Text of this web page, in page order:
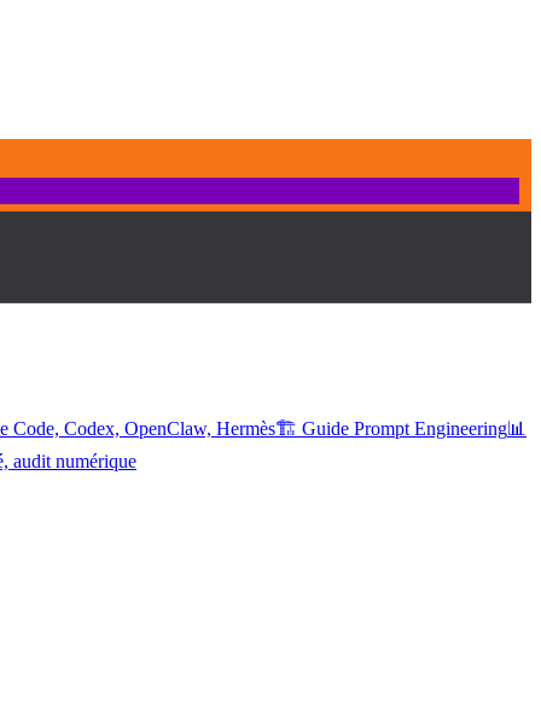
Code, Codex, OpenClaw, Hermès🏗️ Guide Prompt Engineering📊
audit numérique